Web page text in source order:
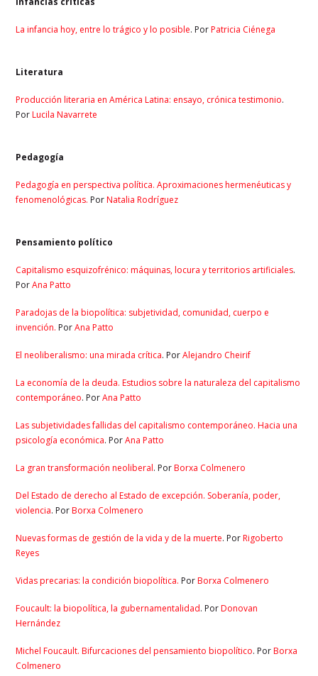
La infancia hoy, entre lo trágico y lo posible. PorPatricia Ciénega
Literatura
Producción literaria en América Latina: ensayo, crónica testimonio.
PorLucila Navarrete
Pedagogía
Pedagogía en perspectiva política. Aproximaciones hermenéuticas y
fenomenológicas. PorNatalia Rodríguez
Pensamiento político
Capitalismo esquizofrénico: máquinas, locura y territorios artificiales.
PorAna Patto
Paradojas de la biopolítica: subjetividad, comunidad, cuerpo e
invención. PorAna Patto
El neoliberalismo: una mirada crítica. PorAlejandro Cheirif
La economía de la deuda. Estudios sobre la naturaleza del capitalismo
contemporáneo. PorAna Patto
Las subjetividades fallidas del capitalismo contemporáneo. Hacia una
psicología económica. PorAna Patto
La gran transformación neoliberal. PorBorxa Colmenero
Del Estado de derecho al Estado de excepción. Soberanía, poder,
violencia. PorBorxa Colmenero
Nuevas formas de gestión de la vida y de la muerte. PorRigoberto
Reyes
Vidas precarias: la condición biopolítica. PorBorxa Colmenero
Foucault: la biopolítica, la gubernamentalidad. PorDonovan
Hernández
Michel Foucault. Bifurcaciones del pensamiento biopolítico. PorBorxa
Colmenero